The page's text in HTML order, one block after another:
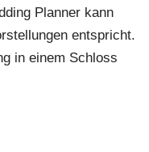
Planner kann
entspricht.
in einem Schloss